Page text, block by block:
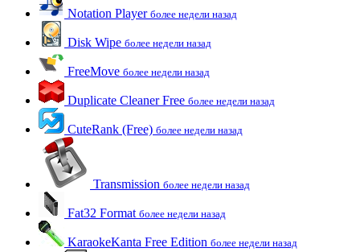
Notation Player более недели назад
Disk Wipe более недели назад
FreeMove более недели назад
Duplicate Cleaner Free более недели назад
CuteRank (Free) более недели назад
Transmission более недели назад
Fat32 Format более недели назад
KaraokeKanta Free Edition более недели назад